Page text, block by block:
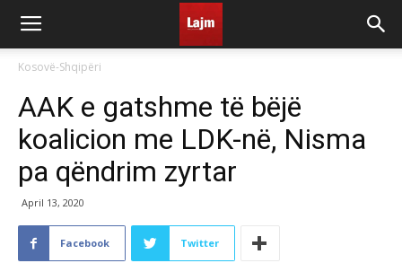
Kosovë-Shqipëri
AAK e gatshme të bëjë
koalicion me LDK-në, Nisma
pa qëndrim zyrtar
April 13, 2020
Facebook Twitter